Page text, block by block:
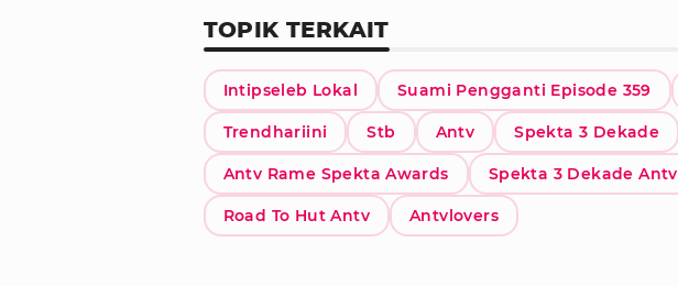
TOPIK TERKAIT
Intipseleb Lokal Suami Pengganti Episode 359
Trendhariini Stb Antv Spekta 3 Dekade
Antv Rame Spekta Awards Spekta 3 Dekade Antv
Road To Hut Antv Antvlovers